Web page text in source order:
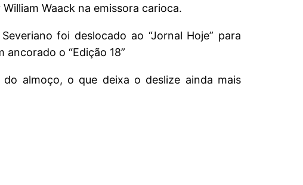
Waack na emissora carioca.
foi deslocado ao “Jornal Hoje” para
o “Edição 18”
almoço, o que deixa o deslize ainda mais